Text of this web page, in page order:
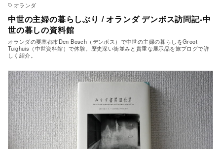
オランダ
中世の主婦の暮らしぶり / オランダ デンボス訪問記-中
世の暮しの資料館
オランダの要塞都市Den Bosch（デンボス）で中世の主婦の暮らしをGroot
Tuighuis（中世資料館）で体験。歴史深い街並みと貴重な展示品を旅ブログで詳
しく紹介。